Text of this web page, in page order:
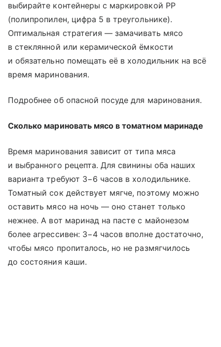
выбирайте контейнеры с маркировкой PP
(полипропилен, цифра 5 в треугольнике).
Оптимальная стратегия — замачивать мясо
в стеклянной или керамической ёмкости
и обязательно помещать её в холодильник на всё
время маринования.
Подробнее об опасной посуде для маринования.
Сколько мариновать мясо в томатном маринаде
Время маринования зависит от типа мяса
и выбранного рецепта. Для свинины оба наших
варианта требуют 3−6 часов в холодильнике.
Томатный сок действует мягче, поэтому можно
оставить мясо на ночь — оно станет только
нежнее. А вот маринад на пасте с майонезом
более агрессивен: 3−4 часов вполне достаточно,
чтобы мясо пропиталось, но не размягчилось
до состояния каши.